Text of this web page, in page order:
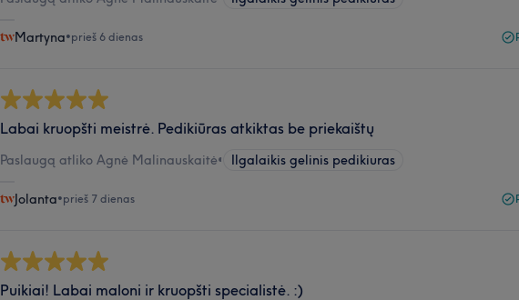
Martyna•prieš 6 dienas
Labai kruopšti meistrė. Pedikiūras atkiktas be priekaištų
Paslaugą atliko Agnė Malinauskaitė• Ilgalaikis gelinis pedikiuras
Jolanta•prieš 7 dienas
Puikiai! Labai maloni ir kruopšti specialistė. :)